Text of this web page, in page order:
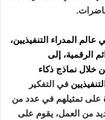
عالم المدراء التنفيذيين،
الرقمية، إلى
خلال نماذج ذكاء
في التفكير
على تمثيلهم في عدد من
من العمل، يقوم على